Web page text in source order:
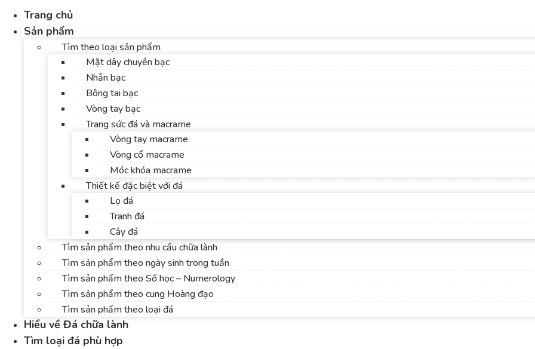
đến
Trang chủ
Sản phẩm
Tìm theo loại sản phẩm
Mặt dây chuyền bạc
Nhẫn bạc
Bông tai bạc
Vòng tay bạc
Trang sức đá và macrame
Vòng tay macrame
Vòng cổ macrame
Móc khóa macrame
Thiết kế đặc biệt với đá
Lọ đá
Tranh đá
Cây đá
Tìm sản phẩm theo nhu cầu chữa lành
Tìm sản phẩm theo ngày sinh trong tuần
Tìm sản phẩm theo Số học – Numerology
Tìm sản phẩm theo cung Hoàng đạo
Tìm sản phẩm theo loại đá
Hiểu về Đá chữa lành
Tìm loại đá phù hợp